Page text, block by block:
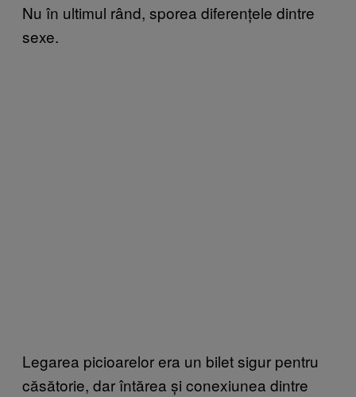
Nu în ultimul rând, sporea diferențele dintre
sexe.
Legarea picioarelor era un bilet sigur pentru
căsătorie, dar întărea și conexiunea dintre